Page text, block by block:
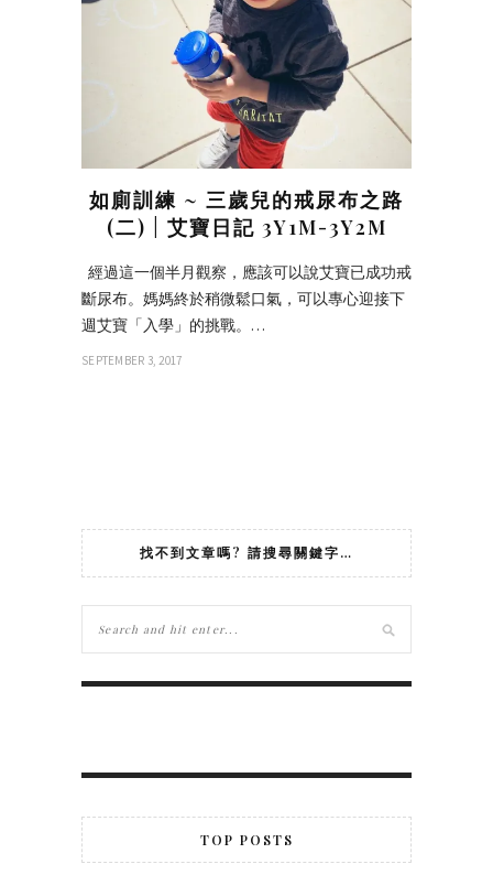
如廁訓練 ~ 三歲兒的戒尿布之路
(二) | 艾寶日記 3Y1M-3Y2M
經過這一個半月觀察，應該可以說艾寶已成功戒
斷尿布。媽媽終於稍微鬆口氣，可以專心迎接下
週艾寶「入學」的挑戰。…
SEPTEMBER 3, 2017
找不到文章嗎? 請搜尋關鍵字…
TOP POSTS